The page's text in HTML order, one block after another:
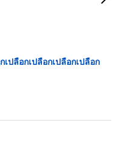
ปลือกเปลือกเปลือกเปลือก